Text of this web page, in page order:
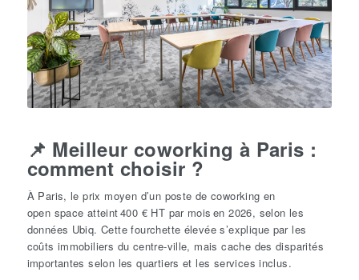
📌 Meilleur coworking à Paris :
comment choisir ?
À Paris, le prix moyen d’un poste de coworking en
open space atteint 400 € HT par mois en 2026, selon les
données Ubiq. Cette fourchette élevée s’explique par les
coûts immobiliers du centre-ville, mais cache des disparités
importantes selon les quartiers et les services inclus.